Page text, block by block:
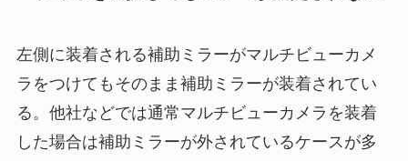
左側に装着される補助ミラーがマルチビューカメ
ラをつけてもそのまま補助ミラーが装着されてい
る。他社などでは通常マルチビューカメラを装着
した場合は補助ミラーが外されているケースが多